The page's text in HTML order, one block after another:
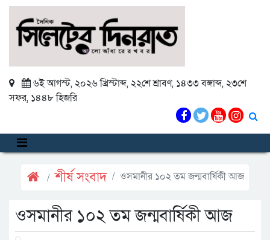
৬ই আগস্ট, ২০২৬ খ্রিস্টাব্দ, ২২শে শ্রাবণ, ১৪৩৩ বঙ্গাব্দ, ২৩শে
সফর, ১৪৪৮ হিজরি
শীর্ষ সংবাদ ওসমানীর ১০২ তম জন্মবার্ষিকী আজ
ওসমানীর ১০২ তম জন্মবার্ষিকী আজ